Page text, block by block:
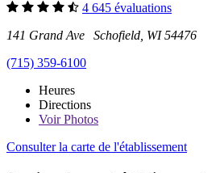
4 645 évaluations
141 Grand Ave Schofield, WI 54476
(715) 359-6100
Heures
Directions
VoirPhotos
Consulter la carte de l'établissement